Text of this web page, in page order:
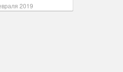
2019